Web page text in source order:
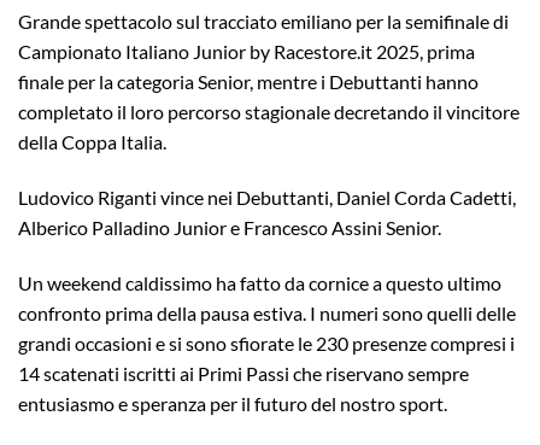
Grande spettacolo sul tracciato emiliano per la semifinale di
Campionato Italiano Junior by Racestore.it 2025, prima
finale per la categoria Senior, mentre i Debuttanti hanno
completato il loro percorso stagionale decretando il vincitore
della Coppa Italia.
Ludovico Riganti vince nei Debuttanti, Daniel Corda Cadetti,
Alberico Palladino Junior e Francesco Assini Senior.
Un weekend caldissimo ha fatto da cornice a questo ultimo
confronto prima della pausa estiva. I numeri sono quelli delle
grandi occasioni e si sono sfiorate le 230 presenze compresi i
14 scatenati iscritti ai Primi Passi che riservano sempre
entusiasmo e speranza per il futuro del nostro sport.